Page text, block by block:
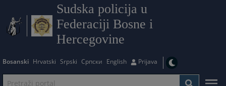
Sudska policija u
Federaciji Bosne i
Hercegovine
Bosanski Hrvatski Srpski Српски English Prijava